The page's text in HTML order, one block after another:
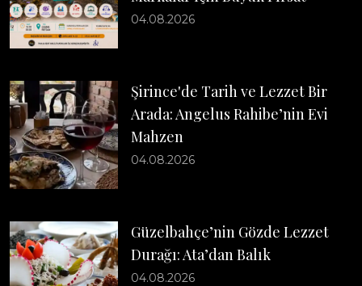
04.08.2026
Şirince'de Tarih ve Lezzet Bir
Arada: Angelus Rahibe’nin Evi
Mahzen
04.08.2026
Güzelbahçe’nin Gözde Lezzet
Durağı: Ata’dan Balık
04.08.2026